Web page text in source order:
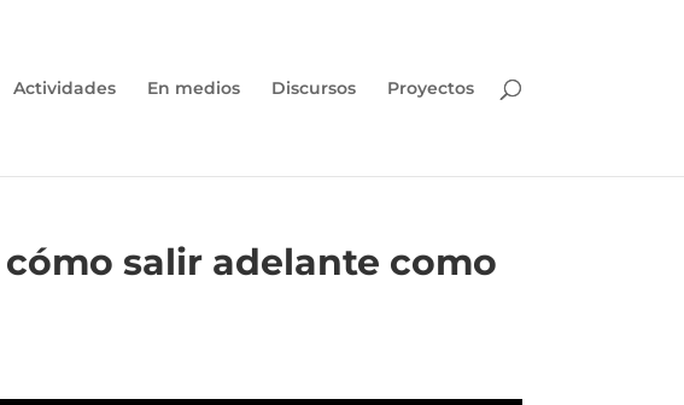
Actividades En medios Discursos Proyectos
salir adelante como